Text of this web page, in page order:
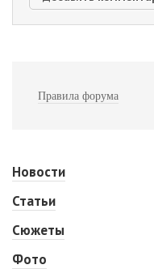
Правила форума
Новости
Статьи
Сюжеты
Фото